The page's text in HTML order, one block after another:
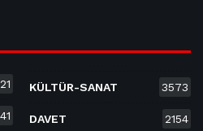
KÜLTÜR-SANAT 3573
DAVET 2154